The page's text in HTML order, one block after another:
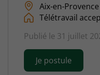
Aix-en-Provence
Télétravail
Publié le 31 juillet
Je postule